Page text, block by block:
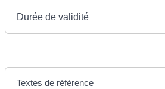
Durée de validité
Textes de référence